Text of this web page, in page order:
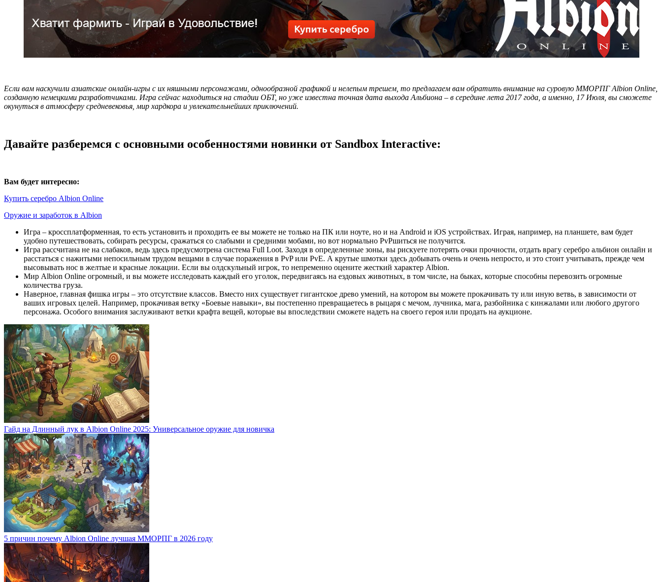
Если вам наскучили азиатские онлайн-игры с их няшными персонажами, однообразной графикой и нелепым трешем, то предлагаем вам обратить внимание на суровую ММОРПГ Albion Online,
созданную немецкими разработчиками. Игра сейчас находиться на стадии ОБТ, но уже известна точная дата выхода Альбиона – в середине лета 2017 года, а именно, 17 Июля, вы сможете
окунуться в атмосферу средневековья, мир хардкора и увлекательнейших приключений.
Давайте разберемся с основными особенностями новинки от Sandbox Interactive:
Вам будет интересно:
Купить серебро Albion Online
Оружие и заработок в Albion
Игра – кроссплатформенная, то есть установить и проходить ее вы можете не только на ПК или ноуте, но и на Android и iOS устройствах. Играя, например, на планшете, вам будет
удобно путешествовать, собирать ресурсы, сражаться со слабыми и средними мобами, но вот нормально PvPшиться не получится.
Игра рассчитана не на слабаков, ведь здесь предусмотрена система Full Loot. Заходя в определенные зоны, вы рискуете потерять очки прочности, отдать врагу серебро альбион онлайн и
расстаться с нажитыми непосильным трудом вещами в случае поражения в PvP или PvE. А крутые шмотки здесь добывать очень и очень непросто, и это стоит учитывать, прежде чем
высовывать нос в желтые и красные локации. Если вы олдскульный игрок, то непременно оцените жесткий характер Albion.
Мир Albion Online огромный, и вы можете исследовать каждый его уголок, передвигаясь на ездовых животных, в том числе, на быках, которые способны перевозить огромные
количества груза.
Наверное, главная фишка игры – это отсутствие классов. Вместо них существует гигантское древо умений, на котором вы можете прокачивать ту или иную ветвь, в зависимости от
ваших игровых целей. Например, прокачивая ветку «Боевые навыки», вы постепенно превращаетесь в рыцаря с мечом, лучника, мага, разбойника с кинжалами или любого другого
персонажа. Особого внимания заслуживают ветки крафта вещей, которые вы впоследствии сможете надеть на своего героя или продать на аукционе.
Гайд на Длинный лук в Albion Online 2025: Универсальное оружие для новичка
5 причин почему Albion Online лучшая ММОРПГ в 2026 году